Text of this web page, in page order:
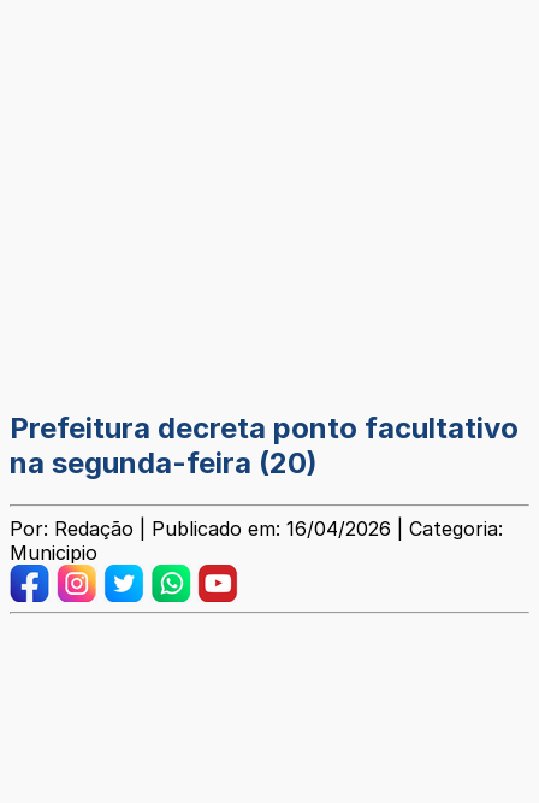
Prefeitura decreta ponto facultativo
na segunda-feira (20)
Por: Redação | Publicado em: 16/04/2026 | Categoria:
Municipio